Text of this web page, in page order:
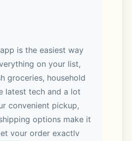
is the easiest way
on your list,
groceries, household
latest tech and a lot
convenient pickup,
options make it
your order exactly